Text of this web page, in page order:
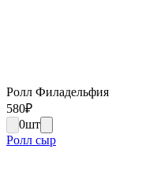
Ролл Филадельфия
580₽
0шт
Ролл сыр